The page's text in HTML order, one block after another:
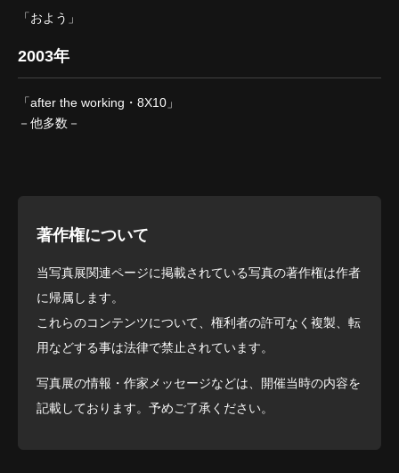
「およう」
2003年
「after the working・8X10」
－他多数－
著作権について
当写真展関連ページに掲載されている写真の著作権は作者
に帰属します。
これらのコンテンツについて、権利者の許可なく複製、転
用などする事は法律で禁止されています。
写真展の情報・作家メッセージなどは、開催当時の内容を
記載しております。予めご了承ください。